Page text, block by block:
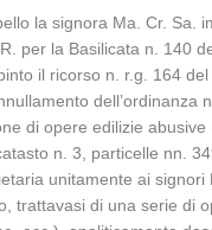
la signora Ma. Cr. Sa.
per la Basilicata n. 140
il ricorso n. r.g. 164
dell’ordinanza
di opere edilizie abusive
n. 3, particelle nn.
unitamente ai signori
trattavasi di una serie di